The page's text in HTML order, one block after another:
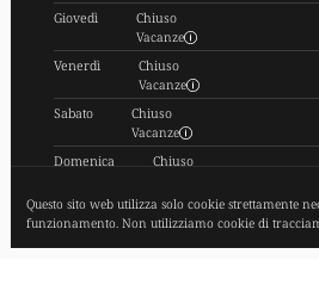
Giovedì Chiuso
Vacanze
Venerdì Chiuso
Vacanze
Sabato Chiuso
Vacanze
Domenica Chiuso
ISCRIVITI ALLA NOSTRA
Questo sito web utilizza solo cookie strettamente
funzionamento. Non utilizziamo cookie di